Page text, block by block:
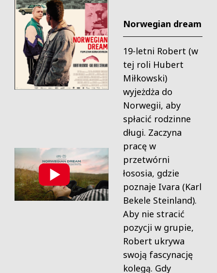
Norwegian dream
19-letni Robert (w
tej roli Hubert
Miłkowski)
wyjeżdża do
Norwegii, aby
spłacić rodzinne
długi. Zaczyna
pracę w
przetwórni
łososia, gdzie
poznaje Ivara (Karl
Bekele Steinland).
Aby nie stracić
pozycji w grupie,
Robert ukrywa
swoją fascynację
kolegą. Gdy